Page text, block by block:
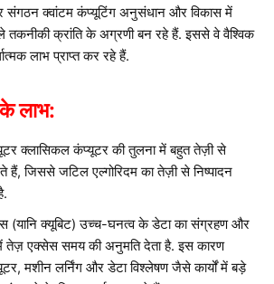
संगठन क्वांटम कंप्यूटिंग अनुसंधान और विकास में
क्रांति के अग्रणी बन रहे हैं. इससे वे वैश्विक
लाभ प्राप्त कर रहे हैं.
लाभ:
क्लासिकल कंप्यूटर की तुलना में बहुत तेज़ी से
हैं, जिससे जटिल एल्गोरिदम का तेज़ी से निष्पादन
(यानि क्यूबिट) उच्च-घनत्व के डेटा का संग्रहण और
एक्सेस समय की अनुमति देता है. इस कारण
मशीन लर्निंग और डेटा विश्लेषण जैसे कार्यों में बड़े